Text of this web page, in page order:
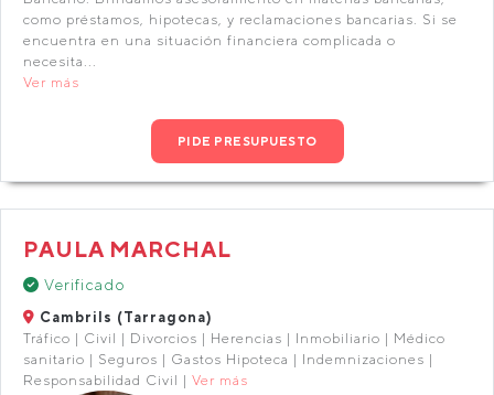
como préstamos, hipotecas, y reclamaciones bancarias. Si se
encuentra en una situación financiera complicada o
necesita...
Ver más
PIDE PRESUPUESTO
PAULA MARCHAL
Verificado
Cambrils (Tarragona)
Tráfico | Civil | Divorcios | Herencias | Inmobiliario | Médico
sanitario | Seguros | Gastos Hipoteca | Indemnizaciones |
Responsabilidad Civil | Ver más